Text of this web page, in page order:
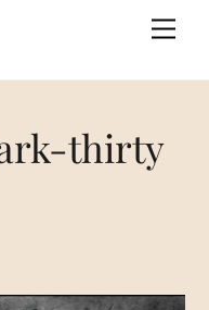
thirty